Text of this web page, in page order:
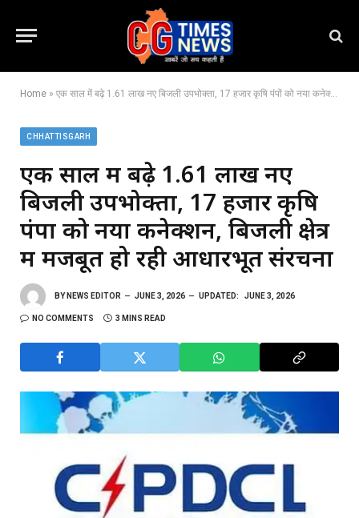
Home » एक साल में बढ़े 1.61 लाख नए बिजली उपभोक्ता, 17 हजार कृषि पंपों को नया कनेक्शन, बिजली क्षेत्र में मजबूत हो रही आधारभूत संरचना
CHHATTISGARH
एक साल में बढ़े 1.61 लाख नए
बिजली उपभोक्ता, 17 हजार कृषि
पंपों को नया कनेक्शन, बिजली क्षेत्र
में मजबूत हो रही आधारभूत संरचना
BY NEWS EDITOR JUNE 3, 2026 UPDATED: JUNE 3, 2026
NO COMMENTS 3 MINS READ